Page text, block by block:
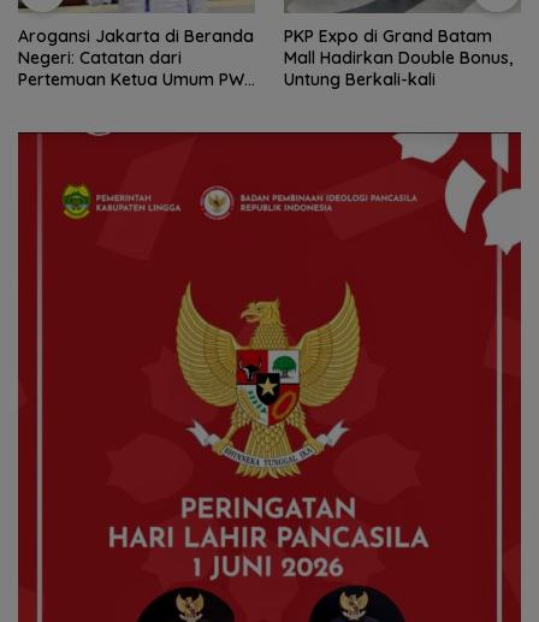
Arogansi Jakarta di Beranda
Negeri: Catatan dari
Pertemuan Ketua Umum PWI
PKP Expo di Grand Batam
Mall Hadirkan Double Bonus,
Untung Berkali-kali